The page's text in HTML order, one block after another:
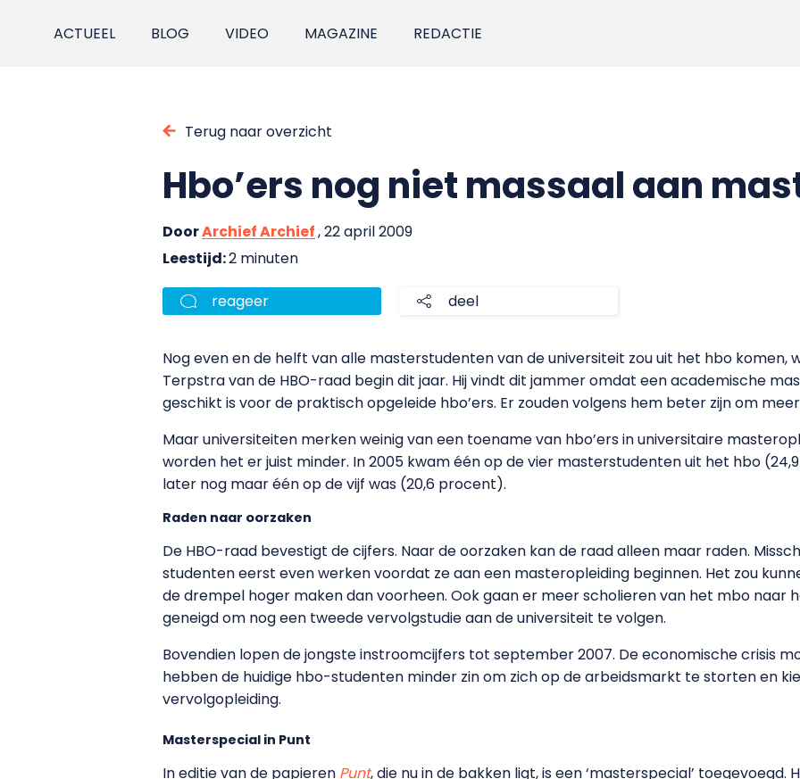
ACTUEEL BLOG VIDEO MAGAZINE REDACTIE
Terug naar overzicht
Hbo’ers nog niet massaal aan
DoorArchief Archief, 22 april 2009
Leestijd:2 minuten
reageer deel
Nog even en de helft van alle masterstudenten van de universiteit zou uit het hbo komen,
Terpstra van de HBO-raad begin dit jaar. Hij vindt dit jammer omdat een academische
geschikt is voor de praktisch opgeleide hbo’ers. Er zouden volgens hem beter zijn om
Maar universiteiten merken weinig van een toename van hbo’ers in universitaire
worden het er juist minder. In 2005 kwam één op de vier masterstudenten uit het hbo
later nog maar één op de vijf was (20,6 procent).
Raden naar oorzaken
De HBO-raad bevestigt de cijfers. Naar de oorzaken kan de raad alleen maar raden.
studenten eerst even werken voordat ze aan een masteropleiding beginnen. Het zou
de drempel hoger maken dan voorheen. Ook gaan er meer scholieren van het mbo naar
geneigd om nog een tweede vervolgstudie aan de universiteit te volgen.
Bovendien lopen de jongste instroomcijfers tot september 2007. De economische crisis
hebben de huidige hbo-studenten minder zin om zich op de arbeidsmarkt te storten en
vervolgopleiding.
Masterspecial in Punt
In editie van de papieren Punt, die nu in de bakken ligt, is een ‘masterspecial’